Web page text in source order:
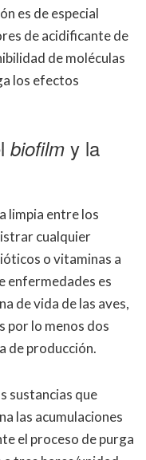
es de especial
de acidificante de
de moléculas
los efectos
biofilm y la
limpia entre los
cualquier
o vitaminas a
enfermedades es
de vida de las aves,
por lo menos dos
de producción.
sustancias que
las acumulaciones
el proceso de purga